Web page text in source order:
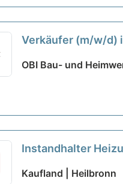
Verkäufer (m/w/d)
OBI Bau- und
Instandhalter
Kaufland | Heilbronn